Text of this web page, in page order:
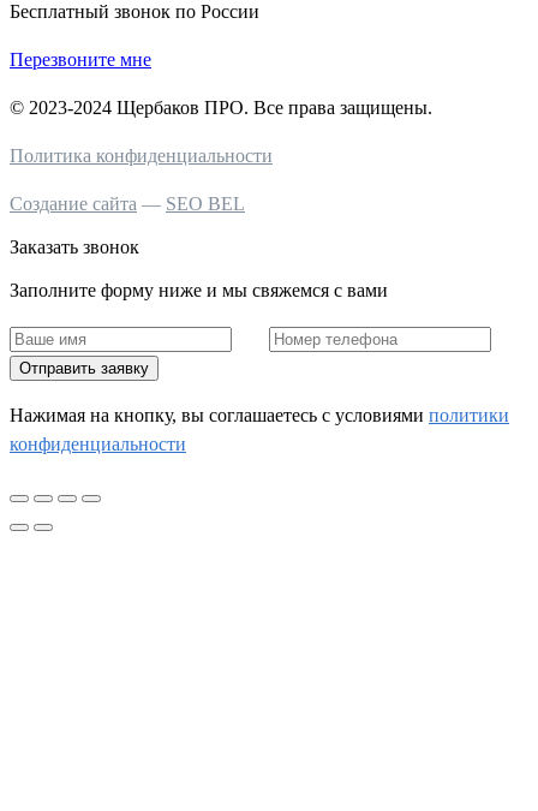
Бесплатный звонок по России
Перезвоните мне
© 2023-2024 Щербаков ПРО. Все права защищены.
Политика конфиденциальности
Создание сайта — SEO BEL
Заказать звонок
Заполните форму ниже и мы свяжемся с вами
Отправить заявку
Нажимая на кнопку, вы соглашаетесь c условиями политики
конфиденциальности